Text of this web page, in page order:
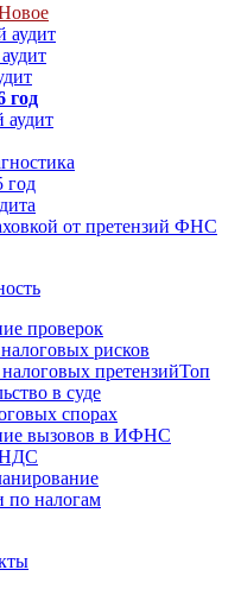
аудит
год
аудит
год
от претензий ФНС
проверок
рисков
претензийТоп
в суде
спорах
вызовов в ИФНС
НДС
по налогам